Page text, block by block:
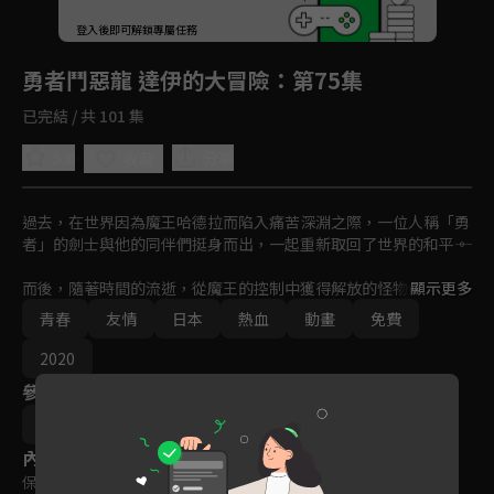
登入後即可解鎖專屬任務
勇者鬥惡龍 達伊的大冒險 ：第75集
已完結 / 共 101 集
過去，在世界因為魔王哈德拉而陷入痛苦深淵之際，一位人稱「勇
者」的劍士與他的同伴們挺身而出，一起重新取回了世界的和平――。
而後，隨著時間的流逝，從魔王的控制中獲得解放的怪物們如今在
南海的孤島迪爾穆林島生活著。島上唯一的人類，嚮往成為勇者的
少年「達伊」也和怪物們過著和平的生活。
顯示更多
青春
友情 日本 熱血 動畫
免費
2020
參與演員
內容標籤
保護級